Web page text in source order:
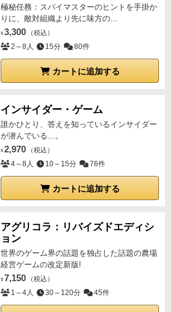
極秘任務：スパイマスターのヒントを手掛か
りに、敵対組織より先に味方の...
¥ 3,300 （税込）
2～8人 15分 80件
カートに追加する
インサイダー・ゲーム
誰かひとり、答えを知っているインサイダー
が潜んでいる…。
¥ 2,970 （税込）
4～8人 10～15分 76件
カートに追加する
アグリコラ：リバイズドエディシ
ョン
世界のゲーム界の話題を独占した話題の農場
経営ゲームの改定新版!
¥ 7,150 （税込）
1～4人 30～120分 45件